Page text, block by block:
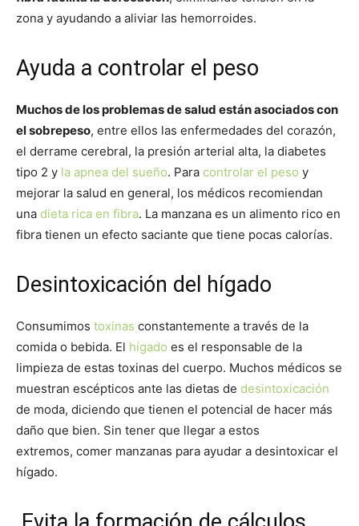
zona y ayudando a aliviar las hemorroides.
Ayuda a controlar el peso
Muchos de los problemas de salud están asociados con
el sobrepeso, entre ellos las enfermedades del corazón,
el derrame cerebral, la presión arterial alta, la diabetes
tipo 2 y la apnea del sueño. Para controlar el peso y
mejorar la salud en general, los médicos recomiendan
una dieta rica en fibra. La manzana es un alimento rico en
fibra tienen un efecto saciante que tiene pocas calorías.
Desintoxicación del hígado
Consumimos toxinas constantemente a través de la
comida o bebida. El hígado es el responsable de la
limpieza de estas toxinas del cuerpo. Muchos médicos se
muestran escépticos ante las dietas de desintoxicación
de moda, diciendo que tienen el potencial de hacer más
daño que bien. Sin tener que llegar a estos
extremos, comer manzanas para ayudar a desintoxicar el
hígado.